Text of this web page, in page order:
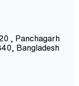
, Panchagarh
Bangladesh